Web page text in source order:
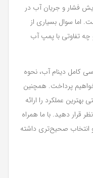
فشار و جریان آب در
اما سوال بسیاری از
چه تفاوتی با پمپ آب
کامل دینام آب، نحوه
پرداخت. همچنین
عملکرد را ارائه
قرار دهید. با ما همراه
انتخاب صحیح‌تری داشته